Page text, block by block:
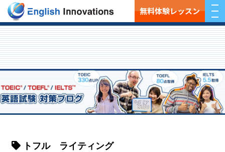
無料体験レッスン
トフル ライティング